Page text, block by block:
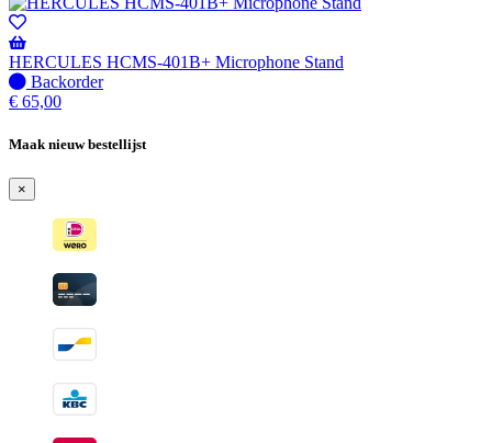
-
Wordt
verzonden
wanneer
beschikbaar
HERCULES HCMS-401B+ Microphone Stand
Niet
op
-
verzonden
wanneer
beschikbaar
Backorder
€ 65,00
Maak nieuw bestellijst
×